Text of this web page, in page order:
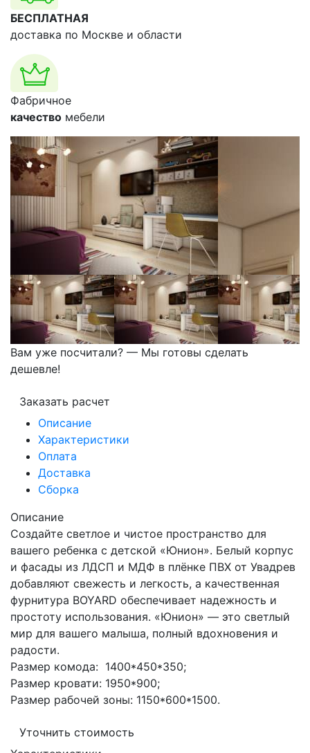
БЕСПЛАТНАЯ
доставка по Москве и области
Фабричное
качество мебели
Вам уже посчитали? — Мы готовы сделать
дешевле!
Заказать расчет
Описание
Характеристики
Оплата
Доставка
Сборка
Описание
Создайте светлое и чистое пространство для
вашего ребенка с детской «Юнион». Белый корпус
и фасады из ЛДСП и МДФ в плёнке ПВХ от Увадрев
добавляют свежесть и легкость, а качественная
фурнитура BOYARD обеспечивает надежность и
простоту использования. «Юнион» — это светлый
мир для вашего малыша, полный вдохновения и
радости.
Размер комода: 1400*450*350;
Размер кровати: 1950*900;
Размер рабочей зоны: 1150*600*1500.
Уточнить стоимость